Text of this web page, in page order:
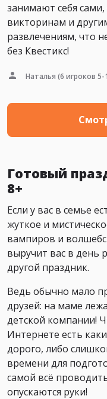
занимают себя сами,
викторинам и
развлечениям, что
без Квестикс!
Наталья (6 игроков 5-
Готовый
8+
Если у вас в семье
жуткое и
вампиров и
выручит вас в день
другой праздник.
Ведь обычно мало
друзей: на маме
детской компании!
Интернете есть
дорого, либо
времени для
самой всё
опускаются руки!